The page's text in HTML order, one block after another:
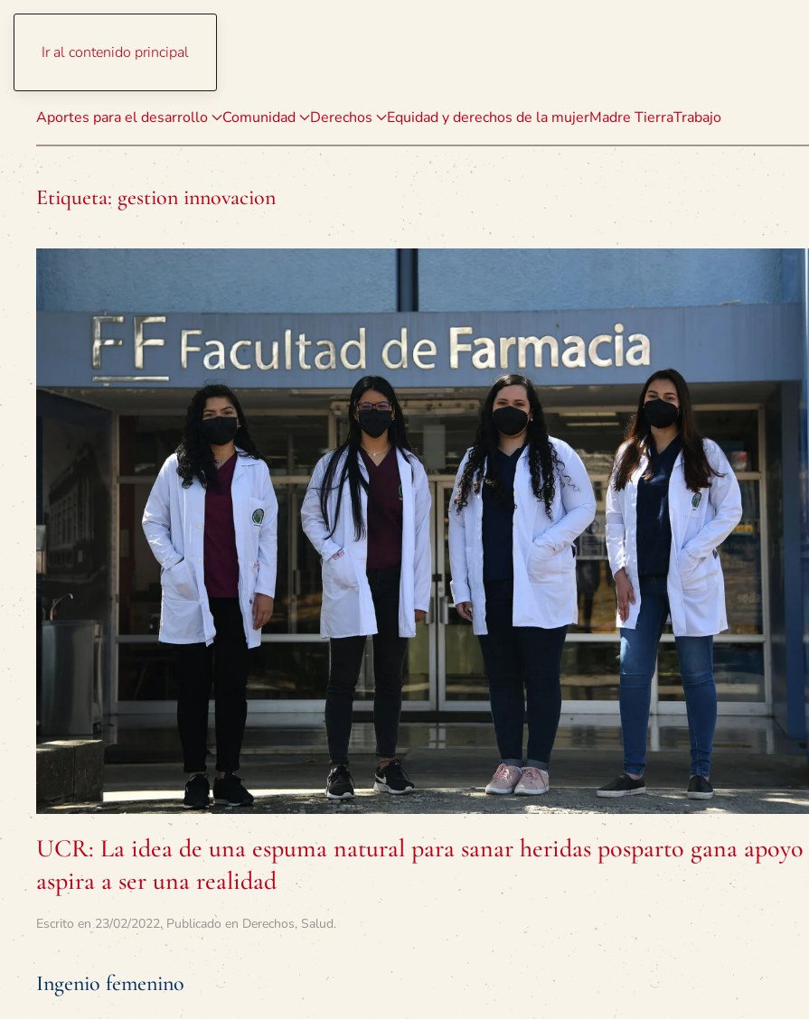
Ir al contenido principal
Aportes para el desarrollo Comunidad Derechos Equidad y derechos de la mujerMadre TierraTrabajo
Etiqueta: gestion innovacion
UCR: La idea de una espuma natural para sanar heridas posparto gana
aspira a ser una realidad
Escrito en23/02/2022. Publicado en Derechos, Salud.
Ingenio femenino